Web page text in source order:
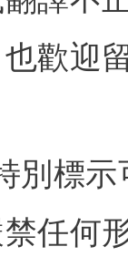
也歡迎
別標
任何